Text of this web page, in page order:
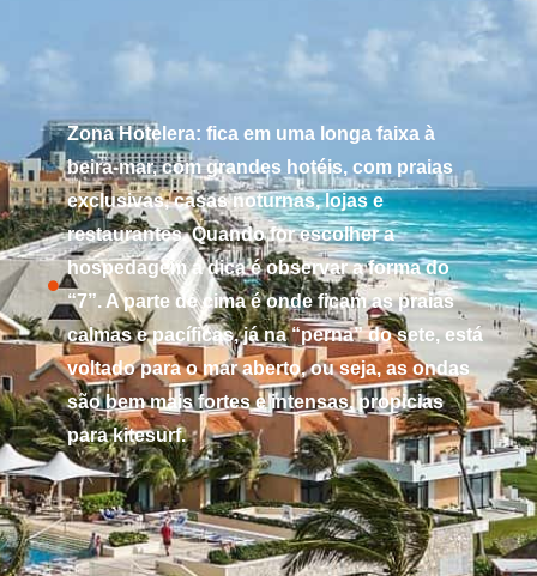
Zona Hotelera: fica em uma longa faixa à
beira-mar, com grandes hotéis, com praias
exclusivas, casas noturnas, lojas e
restaurantes. Quando for escolher a
hospedagem a dica é observar a forma do
“7”. A parte de cima é onde ficam as praias
calmas e pacíficas, já na “perna” do sete, está
voltado para o mar aberto, ou seja, as ondas
são bem mais fortes e intensas, propicias
para kitesurf.